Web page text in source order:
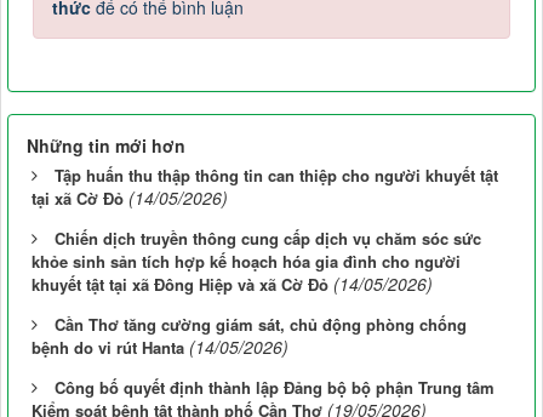
thức để có thể bình luận
Những tin mới hơn
Tập huấn thu thập thông tin can thiệp cho người khuyết tật
tại xã Cờ Đỏ (14/05/2026)
Chiến dịch truyền thông cung cấp dịch vụ chăm sóc sức
khỏe sinh sản tích hợp kế hoạch hóa gia đình cho người
khuyết tật tại xã Đông Hiệp và xã Cờ Đỏ (14/05/2026)
Cần Thơ tăng cường giám sát, chủ động phòng chống
bệnh do vi rút Hanta (14/05/2026)
Công bố quyết định thành lập Đảng bộ bộ phận Trung tâm
Kiểm soát bệnh tật thành phố Cần Thơ (19/05/2026)